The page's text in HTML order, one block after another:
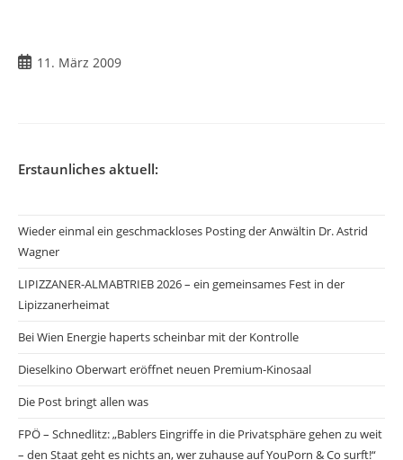
Beitrag11. März 2009
Erstaunliches aktuell:
Wieder einmal ein geschmackloses Posting der Anwältin Dr. Astrid
Wagner
LIPIZZANER-ALMABTRIEB 2026 – ein gemeinsames Fest in der
Lipizzanerheimat
Bei Wien Energie haperts scheinbar mit der Kontrolle
Dieselkino Oberwart eröffnet neuen Premium-Kinosaal
Die Post bringt allen was
FPÖ – Schnedlitz: „Bablers Eingriffe in die Privatsphäre gehen zu weit
– den Staat geht es nichts an, wer zuhause auf YouPorn & Co surft!“